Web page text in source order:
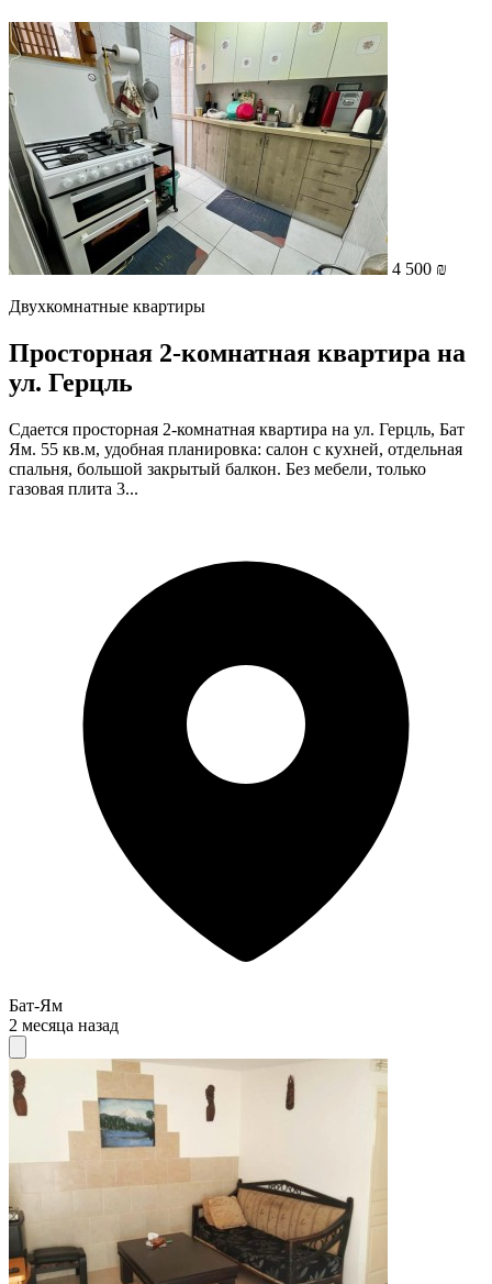
4 500 ₪
Двухкомнатные квартиры
Просторная 2-комнатная квартира на
ул. Герцль
Сдается просторная 2-комнатная квартира на ул. Герцль, Бат
Ям. 55 кв.м, удобная планировка: салон с кухней, отдельная
спальня, большой закрытый балкон. Без мебели, только
газовая плита 3...
Бат-Ям
2 месяца назад